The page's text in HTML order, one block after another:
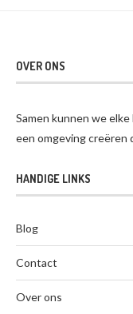
OVER ONS
Samen kunnen we
een omgeving creëren
HANDIGE LINKS
Blog
Contact
Over ons